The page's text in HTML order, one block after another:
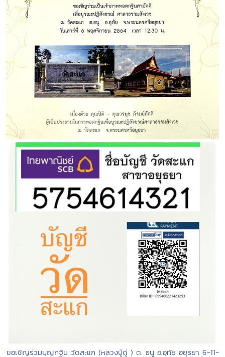
ขอเชิญร่วมบุญกฐิน วัดสะแก (หลวงปู่ดู่ ) ต. ธนู อ.อุทัย อยุธยา 6-11-